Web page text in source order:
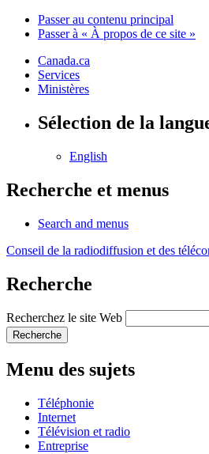
Passer au contenu principal
Passer à « À propos de ce site »
Canada.ca
Services
Ministères
Sélection de la
English
Recherche et menus
Search and menus
Conseil de la radiodiffusion et des
Recherche
Recherchez le site Web
Recherche
Menu des sujets
Téléphonie
Internet
Télévision et radio
Entreprise